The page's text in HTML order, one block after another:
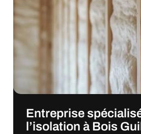
Entreprise
l’isolation à Bois